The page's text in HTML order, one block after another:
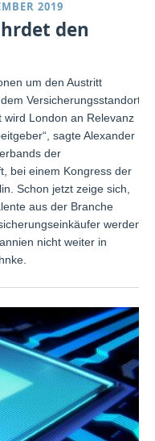
2019
den
um den Austritt
Versicherungsstandort
wird London an Relevanz
sagte Alexander
der
bei einem Kongress der
Schon jetzt zeige sich,
aus der Branche
werden
nicht weiter in